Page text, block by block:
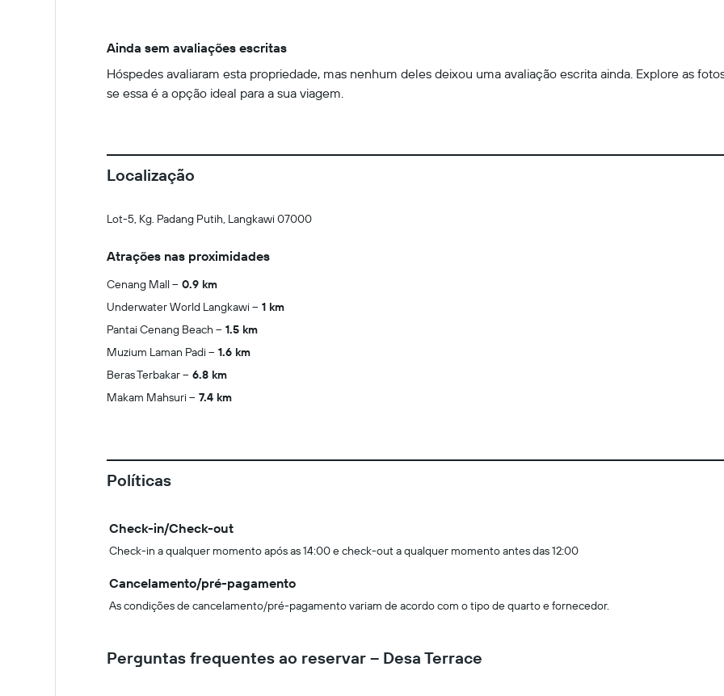
Ainda sem avaliações escritas
Hóspedes avaliaram esta propriedade, mas nenhum deles deixou uma avaliação escrita ainda. Explore as
se essa é a opção ideal para a sua viagem.
Localização
Lot-5, Kg. Padang Putih, Langkawi 07000
Atrações nas proximidades
Cenang Mall
0.9 km
Underwater World Langkawi
1 km
Pantai Cenang Beach
1.5 km
Muzium Laman Padi
1.6 km
Beras Terbakar
6.8 km
Makam Mahsuri
7.4 km
Políticas
Check-in/Check-out
Check-in a qualquer momento após as 14:00 e check-out a qualquer momento antes das 12:00
Cancelamento/pré-pagamento
As condições de cancelamento/pré-pagamento variam de acordo com o tipo de quarto e fornecedor.
Perguntas frequentes ao reservar – Desa Terrace